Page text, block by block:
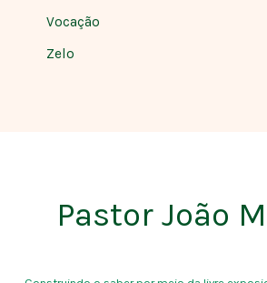
Vocação
Zelo
Pastor João